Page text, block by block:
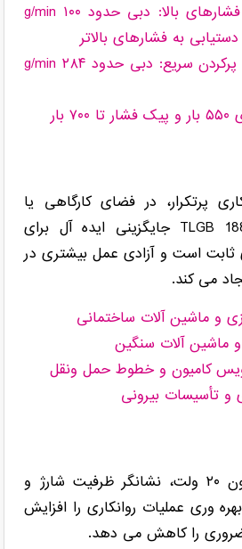
سرعت کم برای فشارهای بالا: دبی حدود ۱۰۰ g/min
سرعت زیاد برای پرکردن سریع: دبی حدود ۲۸۴ g/min
پرتکرار، در فضای کارگاهی یا
میدانی، پاورلوبر TLGB 1886-E جایگزینی ایده آل برای
است و آزادی عمل بیشتری در
می کند.
و ماشین آلات ساختمانی
ماشین آلات سنگین
کامیون و خطوط حمل ونقل
و تأسیسات بیرونی
ترکیب باتری لیتیوم-یون ۲۰ ولت، نشانگر ظرفیت شارژ و
وری عملیات روانکاری را افزایش
را کاهش می دهد.